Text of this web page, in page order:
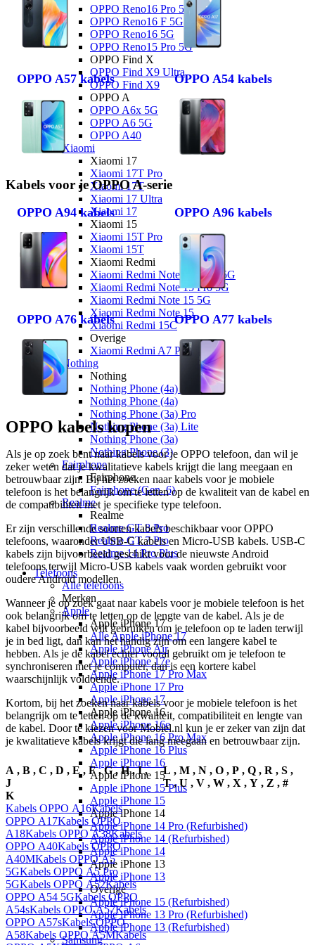
OPPO Reno16 Pro 5G
OPPO Reno16 F 5G
OPPO Reno16 5G
OPPO Reno15 Pro 5G
OPPO Find X
OPPO Find X9 Ultra
OPPO Find X9
OPPO A
OPPO A6x 5G
OPPO A6 5G
OPPO A40
Xiaomi
Xiaomi 17
Xiaomi 17T Pro
Xiaomi 17T
Xiaomi 17 Ultra
Xiaomi 17
Xiaomi 15
Xiaomi 15T Pro
Xiaomi 15T
Xiaomi Redmi
Xiaomi Redmi Note 15 Pro+ 5G
Xiaomi Redmi Note 15 Pro 5G
Xiaomi Redmi Note 15 5G
Xiaomi Redmi Note 15
Xiaomi Redmi 15C
Overige
Xiaomi Redmi A7 Pro
Nothing
Nothing
Nothing Phone (4a) Pro
Nothing Phone (4a)
Nothing Phone (3a) Pro
Nothing Phone (3a) Lite
Nothing Phone (3a)
Nothing Phone (3)
Fairphone
Fairphone
Fairphone (Gen. 6)
Realme
Realme
Realme GT 8 Pro
Realme GT 7 Pro
Realme 14 Pro Plus
Telefoons
Alle telefoons
Merken
Apple
Apple iPhone 17
Alle Apple iPhone 17
Apple iPhone Air
Apple iPhone 17e
Apple iPhone 17 Pro Max
Apple iPhone 17 Pro
Apple iPhone 17
Apple iPhone 16
Apple iPhone 16e
Apple iPhone 16 Pro Max
Apple iPhone 16 Plus
Apple iPhone 16
Apple iPhone 15
Apple iPhone 15 Plus
Apple iPhone 15
Apple iPhone 14
Apple iPhone 14 Pro (Refurbished)
Apple iPhone 14 (Refurbished)
Apple iPhone 14
Apple iPhone 13
Apple iPhone 13
Overige
Apple iPhone 15 (Refurbished)
Apple iPhone 13 Pro (Refurbished)
Apple iPhone 13 (Refurbished)
Samsung
OPPO A57 kabels OPPO A54 kabels
Kabels voor je OPPO A-serie
OPPO A94 kabels OPPO A96 kabels
OPPO A76 kabels OPPO A77 kabels
OPPO kabels kopen
Als je op zoek bent naar kabels voor je OPPO telefoon, dan wil je
zeker weten dat je kwalitatieve kabels krijgt die lang meegaan en
betrouwbaar zijn. Bij het zoeken naar kabels voor je mobiele
telefoon is het belangrijk om te letten op de kwaliteit van de kabel en
de compatibiliteit met je specifieke type telefoon.
Er zijn verschillende soorten kabels beschikbaar voor OPPO
telefoons, waaronder USB-C kabels en Micro-USB kabels. USB-C
kabels zijn bijvoorbeeld geschikt voor de nieuwste Android
telefoons terwijl Micro-USB kabels vaak worden gebruikt voor
oudere Android modellen.
Wanneer je op zoek gaat naar kabels voor je mobiele telefoon is het
ook belangrijk om te letten op de lengte van de kabel. Als je de
kabel bijvoorbeeld wilt gebruiken om je telefoon op te laden terwijl
je in bed ligt, dan kan het handig zijn om een langere kabel te
hebben. Als je de kabel echter vooral gebruikt om je telefoon te
synchroniseren met je computer, dan is een kortere kabel
waarschijnlijk voldoende.
Kortom, bij het zoeken naar kabels voor je mobiele telefoon is het
belangrijk om te letten op de kwaliteit, compatibiliteit en lengte van
de kabel. Door te kiezen voor Mobiel.nl kun je er zeker van zijn dat
je kwalitatieve kabels krijgt die lang meegaan en betrouwbaar zijn.
A , B , C , D , E , F,G,H,I,
J
K
Kabels OPPO A16Kabels
OPPO A17Kabels OPPO
A18Kabels OPPO A38Kabels
OPPO A40Kabels OPPO
A40MKabels OPPO A5
5GKabels OPPO A5 Pro
5GKabels OPPO A52Kabels
OPPO A54 5GKabels OPPO
A54sKabels OPPO A57Kabels
OPPO A57sKabels OPPO
A58Kabels OPPO A5MKabels
L , M , N , O , P , Q , R , S ,
T, U , V , W , X , Y , Z , #